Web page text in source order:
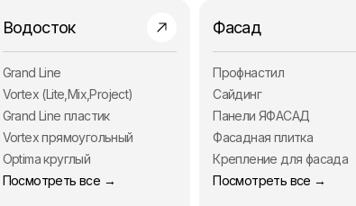
Водосток
Grand Line
Vortex (Lite,Mix,Project)
Grand Line пластик
Vortex прямоугольный
Optima круглый
Посмотреть все →
Фасад
Профнастил
Сайдинг
Панели ЯФАСАД
Фасадная плитка
Крепление для фасада
Посмотреть все →